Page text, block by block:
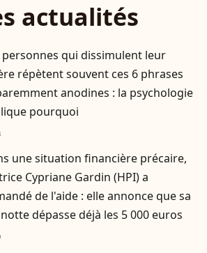
actualités
personnes qui dissimulent leur
répètent souvent ces 6 phrases
anodines : la psychologie
pourquoi
une situation financière précaire,
Cypriane Gardin (HPI) a
de l'aide : elle annonce que sa
dépasse déjà les 5 000 euros